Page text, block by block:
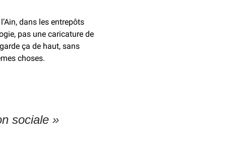
dans les entrepôts
pas une caricature de
ça de haut, sans
choses.
sociale »